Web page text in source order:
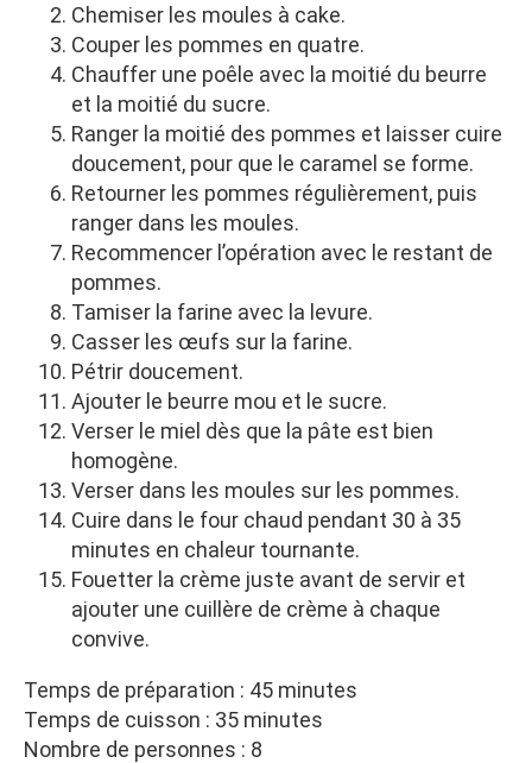
Chemiser les moules à cake.
Couper les pommes en quatre.
Chauffer une poêle avec la moitié du beurre
et la moitié du sucre.
Ranger la moitié des pommes et laisser cuire
doucement, pour que le caramel se forme.
Retourner les pommes régulièrement, puis
ranger dans les moules.
Recommencer l’opération avec le restant de
pommes.
Tamiser la farine avec la levure.
Casser les œufs sur la farine.
Pétrir doucement.
Ajouter le beurre mou et le sucre.
Verser le miel dès que la pâte est bien
homogène.
Verser dans les moules sur les pommes.
Cuire dans le four chaud pendant 30 à 35
minutes en chaleur tournante.
Fouetter la crème juste avant de servir et
ajouter une cuillère de crème à chaque
convive.
Temps de préparation : 45 minutes
Temps de cuisson : 35 minutes
Nombre de personnes : 8